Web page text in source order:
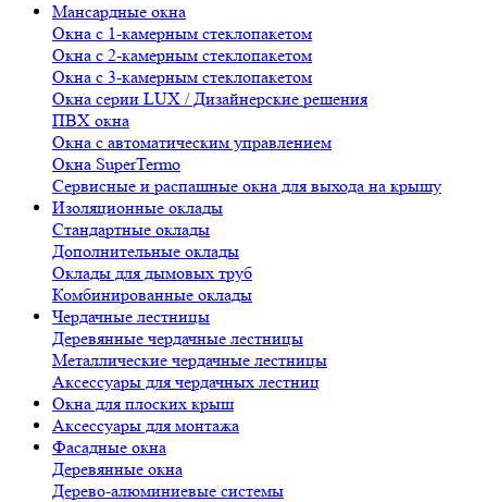
Мансардные окна
Окна с 1-камерным стеклопакетом
Окна с 2-камерным стеклопакетом
Окна с 3-камерным стеклопакетом
Окна серии LUX / Дизайнерские решения
ПВХ окна
Окна с автоматическим управлением
Окна SuperTermo
Сервисные и распашные окна для выхода на крышу
Изоляционные оклады
Стандартные оклады
Дополнительные оклады
Оклады для дымовых труб
Комбинированные оклады
Чердачные лестницы
Деревянные чердачные лестницы
Металлические чердачные лестницы
Аксессуары для чердачных лестниц
Окна для плоских крыш
Аксессуары для монтажа
Фасадные окна
Деревянные окна
Дерево-алюминиевые системы